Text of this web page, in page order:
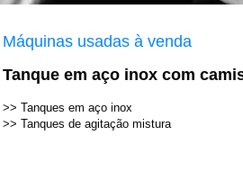
Máquinas usadas à venda
Tanque em aço inox com
>> Tanques em aço inox
>> Tanques de agitação mistura